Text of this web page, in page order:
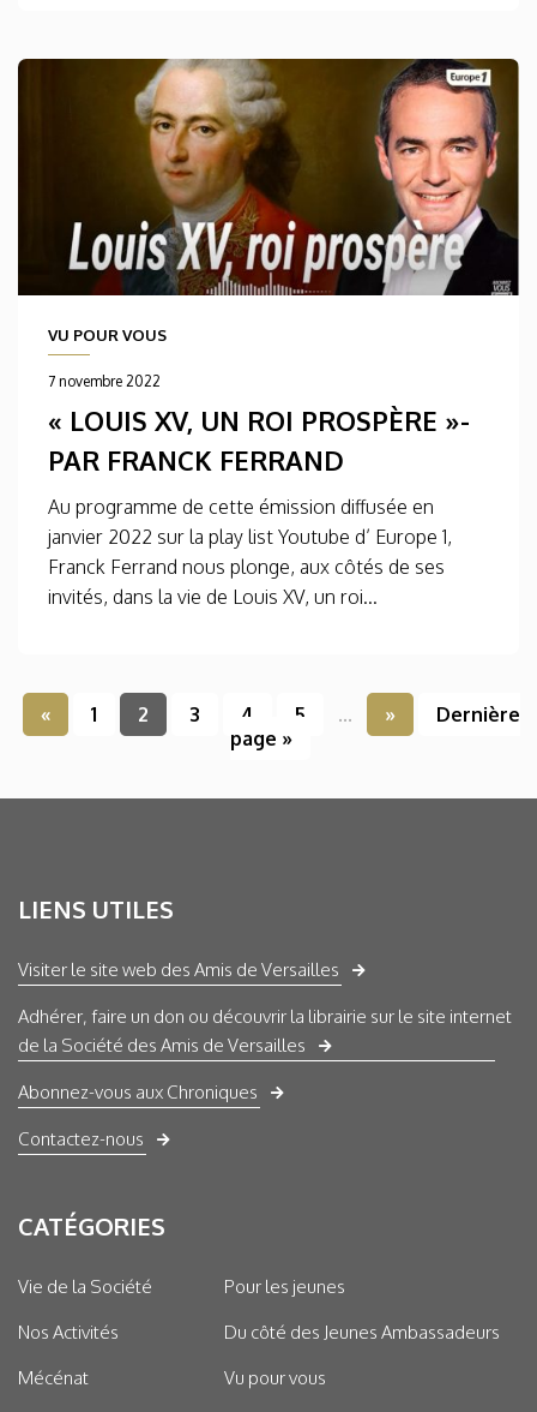
VU POUR VOUS
7 novembre 2022
« LOUIS XV, UN ROI PROSPÈRE »-
PAR FRANCK FERRAND
Au programme de cette émission diffusée en
janvier 2022 sur la play list Youtube d’ Europe 1,
Franck Ferrand nous plonge, aux côtés de ses
invités, dans la vie de Louis XV, un roi...
« 1 2 3 4 5 ... »
Dernière
page »
LIENS UTILES
Visiter le site web des Amis de Versailles
Adhérer, faire un don ou découvrir la librairie sur le site internet
de la Société des Amis de Versailles
Abonnez-vous aux Chroniques
Contactez-nous
CATÉGORIES
Vie de la Société
Nos Activités
Mécénat
Pour les jeunes
Du côté des Jeunes Ambassadeurs
Vu pour vous